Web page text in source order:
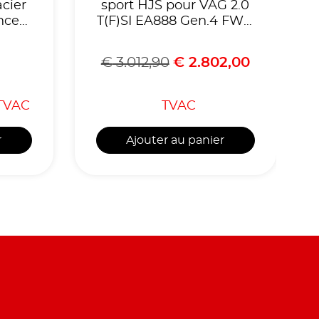
sport HJS pour VAG 2.0
T(F)SI EA888 Gen.4 FWD
Formentor,Skoda
CE,référence 90821180
€3.012,90 €2.802,00
TVAC
Ajouter au panier